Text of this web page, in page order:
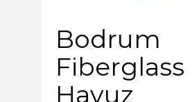
Bodrum
Fiberglass
Havuz